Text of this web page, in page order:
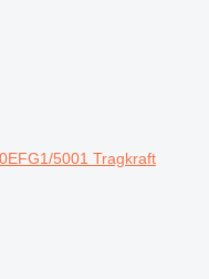
5001 Tragkraft